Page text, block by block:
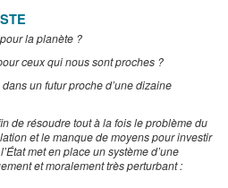
la planète ?
ceux qui nous sont proches ?
un futur proche d’une dizaine
de résoudre tout à la fois le problème du
et le manque de moyens pour investir
met en place un système d’une
et moralement très perturbant :